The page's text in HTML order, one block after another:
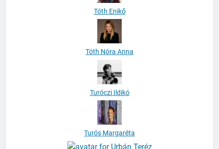
Tóth Nóra Anna
Turóczi Ildikó
Turós Margaréta